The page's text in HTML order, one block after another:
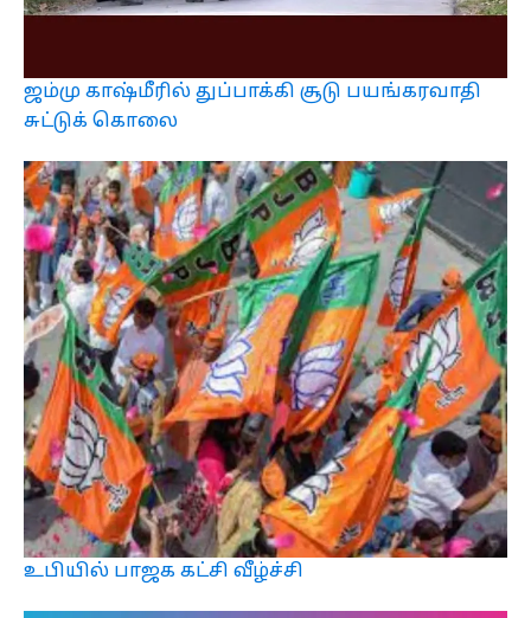
ஜம்மு காஷ்மீரில் துப்பாக்கி சூடு பயங்கரவாதி
சுட்டுக் கொலை
உபியில் பாஜக கட்சி வீழ்ச்சி